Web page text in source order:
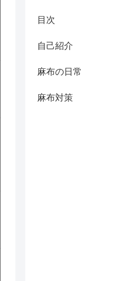
目次
自己紹介
麻布の日常
麻布対策